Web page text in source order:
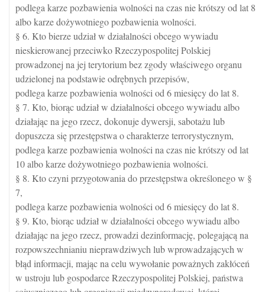
podlega karze pozbawienia wolności na czas nie krótszy od lat 8
albo karze dożywotniego pozbawienia wolności.
§ 6. Kto bierze udział w działalności obcego wywiadu
nieskierowanej przeciwko Rzeczypospolitej Polskiej
prowadzonej na jej terytorium bez zgody właściwego organu
udzielonej na podstawie odrębnych przepisów,
podlega karze pozbawienia wolności od 6 miesięcy do lat 8.
§ 7. Kto, biorąc udział w działalności obcego wywiadu albo
działając na jego rzecz, dokonuje dywersji, sabotażu lub
dopuszcza się przestępstwa o charakterze terrorystycznym,
podlega karze pozbawienia wolności na czas nie krótszy od lat
10 albo karze dożywotniego pozbawienia wolności.
§ 8. Kto czyni przygotowania do przestępstwa określonego w §
7,
podlega karze pozbawienia wolności od 6 miesięcy do lat 8.
§ 9. Kto, biorąc udział w działalności obcego wywiadu albo
działając na jego rzecz, prowadzi dezinformację, polegającą na
rozpowszechnianiu nieprawdziwych lub wprowadzających w
błąd informacji, mając na celu wywołanie poważnych zakłóceń
w ustroju lub gospodarce Rzeczypospolitej Polskiej, państwa